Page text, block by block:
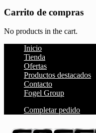
Carrito de compras
No products in the cart.
Inicio
Tienda
Ofertas
Productos destacados
Contacto
Fogel Group
Completar pedido